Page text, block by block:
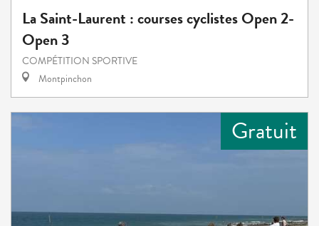
La Saint-Laurent : courses cyclistes Open 2-
Open 3
COMPÉTITION SPORTIVE
Montpinchon
Gratuit